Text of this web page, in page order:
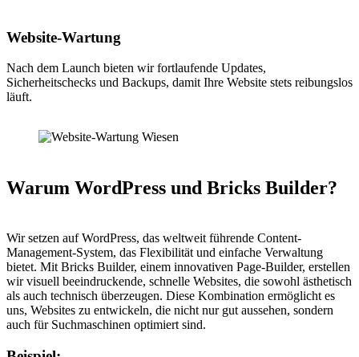
Website-Wartung
Nach dem Launch bieten wir fortlaufende Updates,
Sicherheitschecks und Backups, damit Ihre Website stets reibungslos
läuft.
Warum WordPress und Bricks Builder?
Wir setzen auf WordPress, das weltweit führende Content-
Management-System, das Flexibilität und einfache Verwaltung
bietet. Mit Bricks Builder, einem innovativen Page-Builder, erstellen
wir visuell beeindruckende, schnelle Websites, die sowohl ästhetisch
als auch technisch überzeugen. Diese Kombination ermöglicht es
uns, Websites zu entwickeln, die nicht nur gut aussehen, sondern
auch für Suchmaschinen optimiert sind.